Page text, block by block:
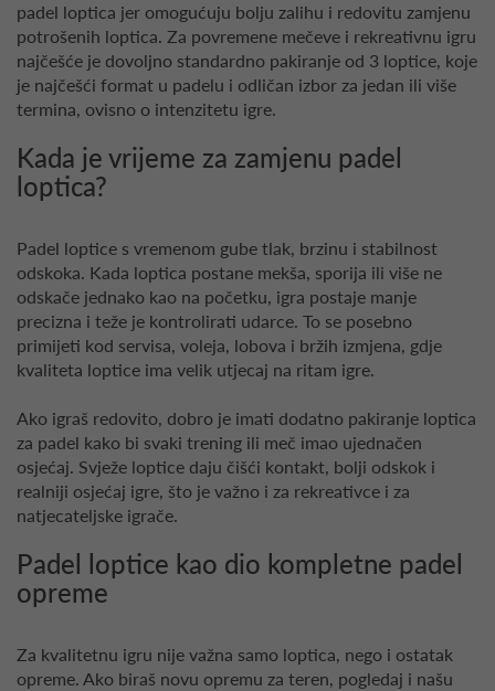
padel loptica jer omogućuju bolju zalihu i redovitu zamjenu
potrošenih loptica. Za povremene mečeve i rekreativnu igru
najčešće je dovoljno standardno pakiranje od 3 loptice, koje
je najčešći format u padelu i odličan izbor za jedan ili više
termina, ovisno o intenzitetu igre.
Kada je vrijeme za zamjenu padel
loptica?
Padel loptice s vremenom gube tlak, brzinu i stabilnost
odskoka. Kada loptica postane mekša, sporija ili više ne
odskače jednako kao na početku, igra postaje manje
precizna i teže je kontrolirati udarce. To se posebno
primijeti kod servisa, voleja, lobova i bržih izmjena, gdje
kvaliteta loptice ima velik utjecaj na ritam igre.
Ako igraš redovito, dobro je imati dodatno pakiranje loptica
za padel kako bi svaki trening ili meč imao ujednačen
osjećaj. Svježe loptice daju čišći kontakt, bolji odskok i
realniji osjećaj igre, što je važno i za rekreativce i za
natjecateljske igrače.
Padel loptice kao dio kompletne padel
opreme
Za kvalitetnu igru nije važna samo loptica, nego i ostatak
opreme. Ako biraš novu opremu za teren, pogledaj i našu